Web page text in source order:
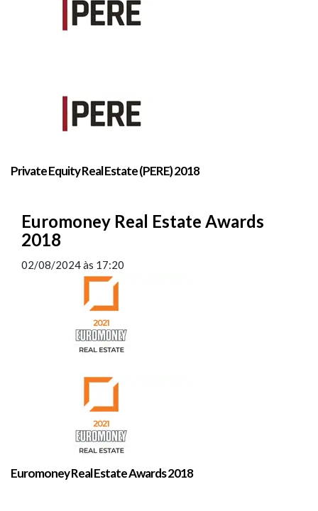
Private Equity Real Estate (PERE) 2018
Euromoney Real Estate Awards
2018
02/08/2024às 17:20
Euromoney Real Estate Awards 2018